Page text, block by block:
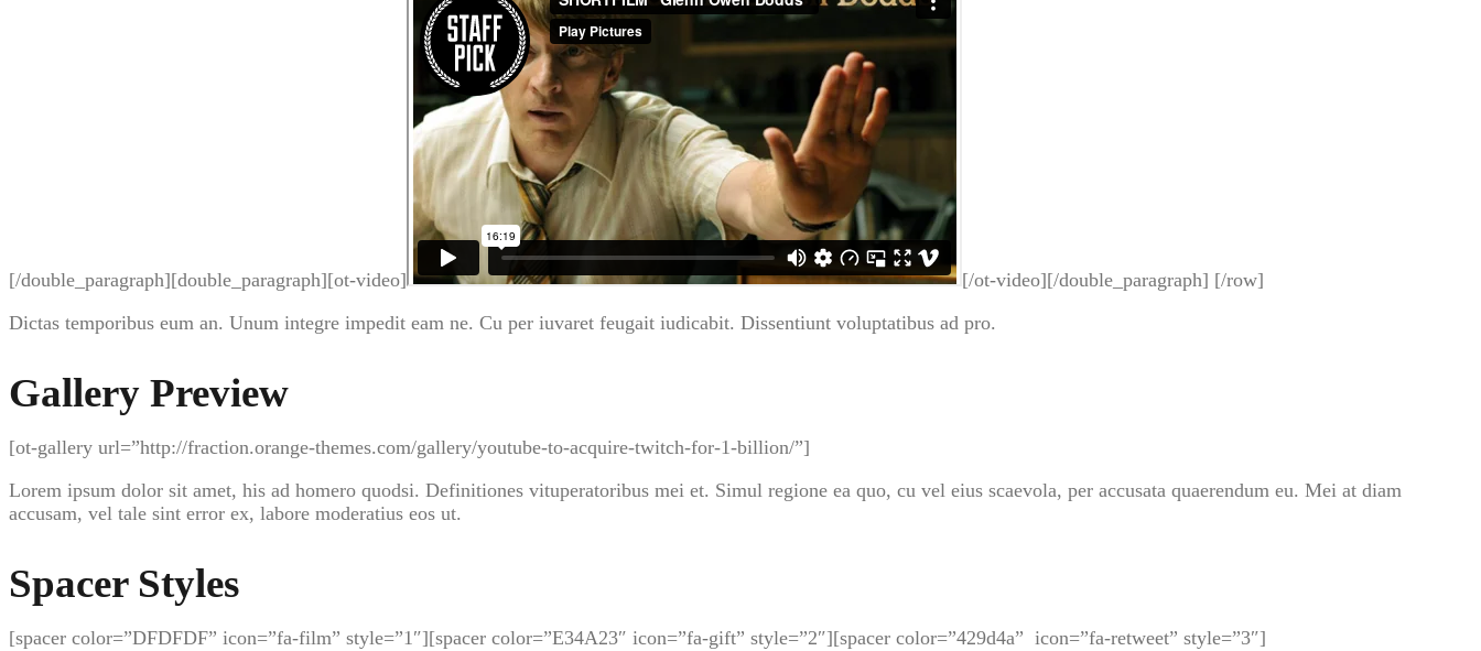
[/double_paragraph][double_paragraph][ot-video]
[/ot-video][/double_paragraph] [/row]
Dictas temporibus eum an. Unum integre impedit eam ne. Cu per iuvaret feugait iudicabit. Dissentiunt voluptatibus ad pro.
Gallery Preview
[ot-gallery url=”http://fraction.orange-themes.com/gallery/youtube-to-acquire-twitch-for-1-billion/”]
Lorem ipsum dolor sit amet, his ad homero quodsi. Definitiones vituperatoribus mei et. Simul regione ea quo, cu vel eius scaevola, per accusata quaerendum eu. Mei at diam
accusam, vel tale sint error ex, labore moderatius eos ut.
Spacer Styles
[spacer color=”DFDFDF” icon=”fa-film” style=”1″][spacer color=”E34A23″ icon=”fa-gift” style=”2″][spacer color=”429d4a” icon=”fa-retweet” style=”3″]